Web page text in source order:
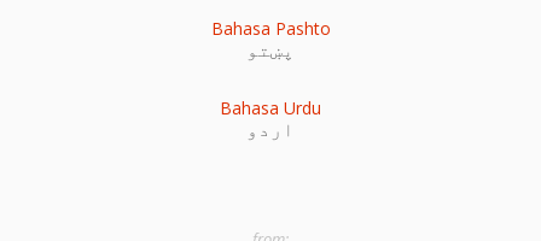
Bahasa Pashto
پښتو
Bahasa Urdu
اردو